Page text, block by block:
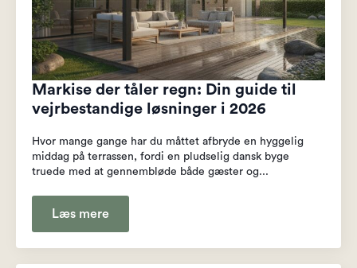
Markise der tåler regn: Din guide til
vejrbestandige løsninger i 2026
Hvor mange gange har du måttet afbryde en hyggelig
middag på terrassen, fordi en pludselig dansk byge
truede med at gennembløde både gæster og...
Læs mere